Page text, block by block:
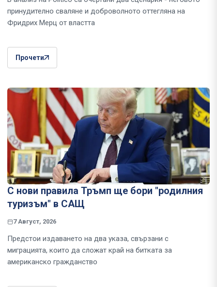
принудително сваляне и доброволното оттегляна на
Фридрих Мерц от властта
Прочети
С нови правила Тръмп ще бори "родилния
туризъм" в САЩ
7 Август, 2026
Предстои издаването на два указа, свързани с
миграцията, които да сложат край на битката за
американско гражданство